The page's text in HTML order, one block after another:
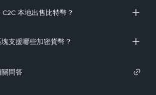
本地出售比特幣？
支援哪些加密貨幣？
問答